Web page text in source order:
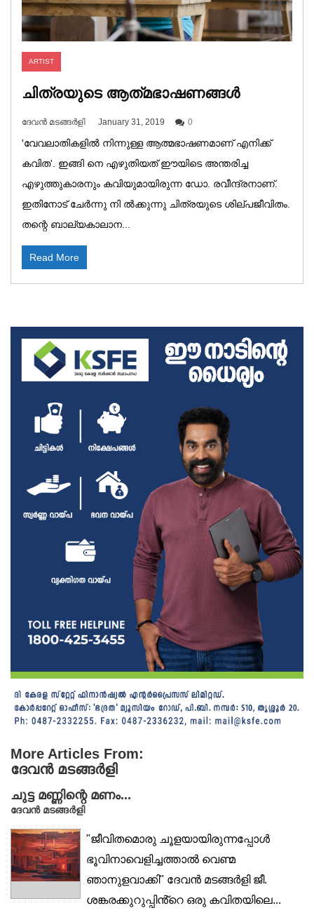
ARTIST
ചിത്രയുടെ ആത്‌മഭാഷണങ്ങൾ
ദേവൻ മടങ്ങർളി January 31, 2019 0
'വേവലാതികളിൽ നിന്നുള്ള ആത്മഭാഷണമാണ് എനിക്ക്
കവിത'. ഇങ്ങി നെ എഴുതിയത് ഈയിടെ അന്തരിച്ച
എഴുത്തുകാരനും കവിയുമായിരുന്ന ഡോ. രവീന്ദ്രനാണ്.
ഇതിനോട് ചേർന്നു നി ൽക്കുന്നു ചിത്രയുടെ ശില്പജീവിതം.
തന്റെ ബാല്യകാലാന...
Read More
More Articles From:
ദേവൻ മടങ്ങർളി
ചുട്ട മണ്ണിന്റെ മണം...
ദേവൻ മടങ്ങർളി
"ജീവിതമൊരു ചൂളയായിരുന്നപ്പോൾ
ഭൂവിനാവെളിച്ചത്താൽ വെണ്മ
ഞാനുളവാക്കി" ദേവൻ മടങ്ങർളി ജീ.
ശങ്കരക്കുറുപ്പിൻ്റെ ഒരു കവിതയിലെ...